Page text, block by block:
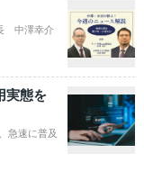
中澤幸介
実態を
急速に普及